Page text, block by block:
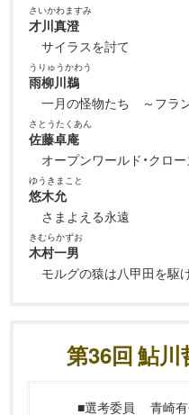
才川真澄
さいかわますみ
サイラスを討て
雨柳川鵜
うりゅうかわう
一月の怪物たち ～フラ
佐藤卓庵
さとうたくあん
オープンワールド・クロ
悠木允
ゆうきまこと
さまよえる永遠
木村一男
きむらかずお
モルグの猿は八甲田を駆
第36回 鮎
■選考委員 青崎有